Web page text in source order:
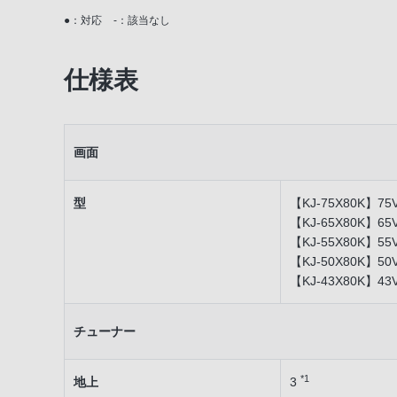
録画
●：対応 -：該当なし
仕様表
画面
型
【KJ-75X80K】
【KJ-65X80K】
【KJ-55X80K】
【KJ-50X80K】
【KJ-43X80K】
チューナー
地上 3 *1